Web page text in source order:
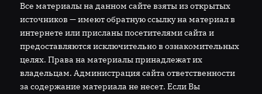
Все материалы на данном сайте взяты из открытых
источников — имеют обратную ссылку на материал в
интернете или присланы посетителями сайта и
предоставляются исключительно в ознакомительных
целях. Права на материалы принадлежат их
владельцам. Администрация сайта ответственности
за содержание материала не несет. Если Вы